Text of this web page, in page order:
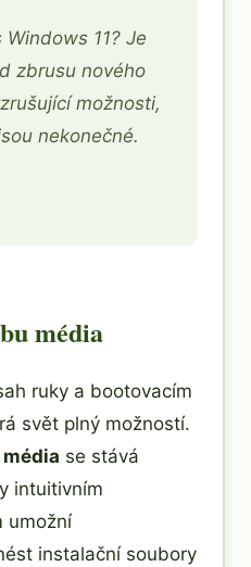
11? Je
zbrusu nového
možnosti,
nekonečné.
média
ruky a bootovacím
svět plný možností.
se stává
intuitivním
umožní
instalační soubory